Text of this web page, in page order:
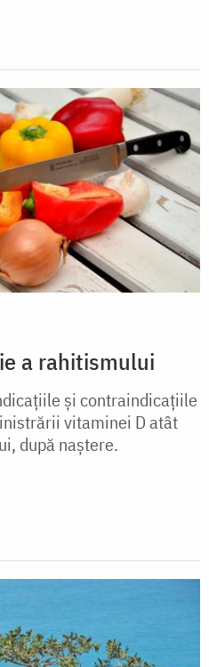
a rahitismului
şi contraindicaţiile
vitaminei D atât
după naştere.